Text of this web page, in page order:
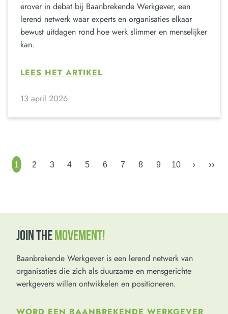
erover in debat bij Baanbrekende Werkgever, een
lerend netwerk waar experts en organisaties elkaar
bewust uitdagen rond hoe werk slimmer en menselijker
kan.
LEES HET ARTIKEL
13 april 2026
1 2 3 4 5 6 7 8 9 10 › ››
JOIN THEMOVEMENT!
Baanbrekende Werkgever is een lerend netwerk van
organisaties die zich als duurzame en mensgerichte
werkgevers willen ontwikkelen en positioneren.